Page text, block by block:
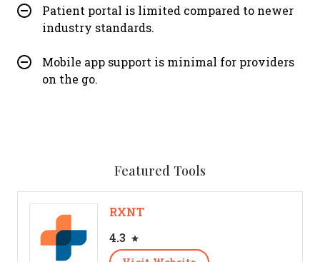
Patient portal is limited compared to newer
industry standards.
Mobile app support is minimal for providers
on the go.
Featured Tools
RXNT
4.3